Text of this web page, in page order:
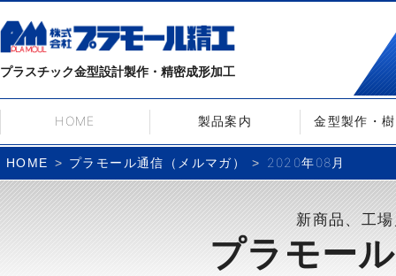
プラスチック金型設計製作・精密成形加工
HOME 製品案内 金型製作・
HOME プラモール通信（メルマガ） 2020年08月
新商品、工
プラモー